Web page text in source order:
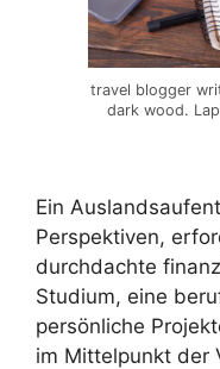
travel blogger
dark wood.
Ein
Perspektiven,
durchdachte
Studium, eine
persönliche
im Mittelpunkt der